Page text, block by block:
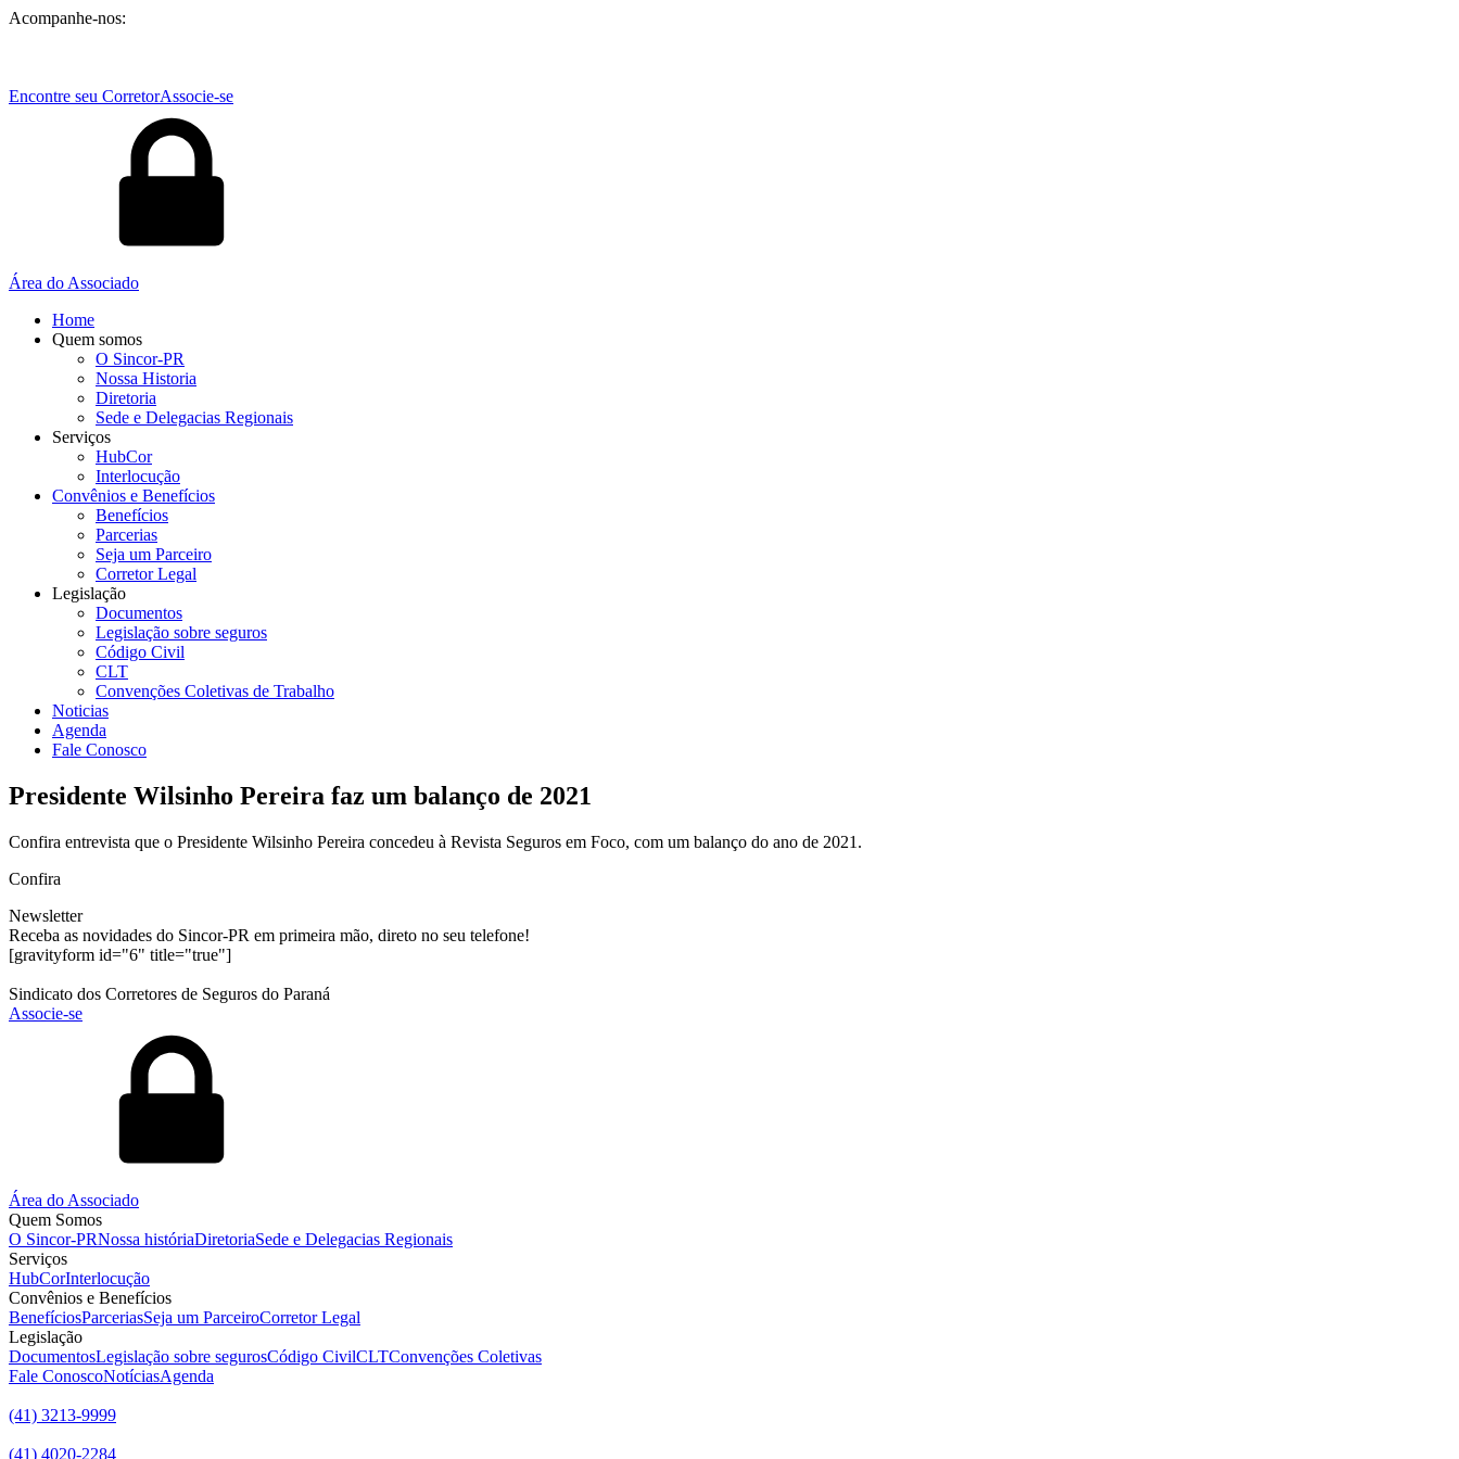
Acompanhe-nos:
Encontre seu CorretorAssocie-se
Área do Associado
Home
Quem somos
O Sincor-PR
Nossa Historia
Diretoria
Sede e Delegacias Regionais
Serviços
HubCor
Interlocução
Convênios e Benefícios
Benefícios
Parcerias
Seja um Parceiro
Corretor Legal
Legislação
Documentos
Legislação sobre seguros
Código Civil
CLT
Convenções Coletivas de Trabalho
Noticias
Agenda
Fale Conosco
Presidente Wilsinho Pereira faz um balanço de 2021
Confira entrevista que o Presidente Wilsinho Pereira concedeu à Revista Seguros em Foco, com um balanço do ano de 2021.
Confira
Newsletter
Receba as novidades do Sincor-PR em primeira mão, direto no seu telefone!
[gravityform id="6" title="true"]
Sindicato dos Corretores de Seguros do Paraná
Associe-se
Área do Associado
Quem Somos
O Sincor-PRNossa históriaDiretoriaSede e Delegacias Regionais
Serviços
HubCorInterlocução
Convênios e Benefícios
BenefíciosParceriasSeja um ParceiroCorretor Legal
Legislação
DocumentosLegislação sobre segurosCódigo CivilCLTConvenções Coletivas
Fale ConoscoNotíciasAgenda
(41) 3213-9999
(41) 4020-2284